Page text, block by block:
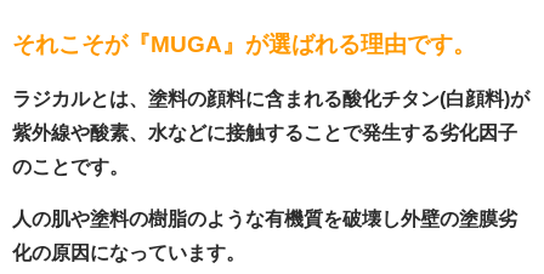
それこそが『MUGA』が選ばれる理由です。
ラジカルとは、塗料の顔料に含まれる酸化チタン(白顔料)が
紫外線や酸素、水などに接触することで発生する劣化因子
のことです。
人の肌や塗料の樹脂のような有機質を破壊し外壁の塗膜劣
化の原因になっています。